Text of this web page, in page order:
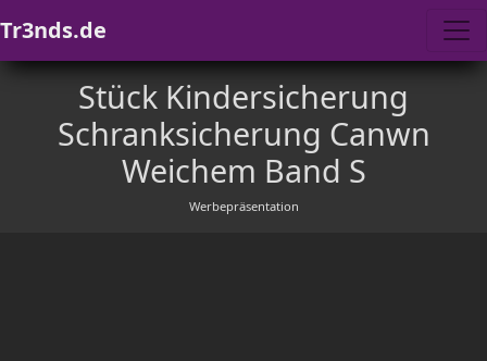
Tr3nds.de
Stück Kindersicherung
Schranksicherung Canwn
Weichem Band S
Werbepräsentation